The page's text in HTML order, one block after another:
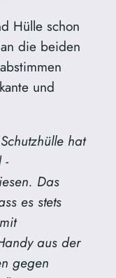
Hülle schon
die beiden
und
hat
-
Das
es stets
aus der
gegen